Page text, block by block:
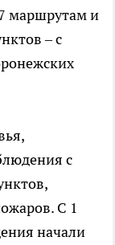
маршрутам и
– с
с
С 1
начали